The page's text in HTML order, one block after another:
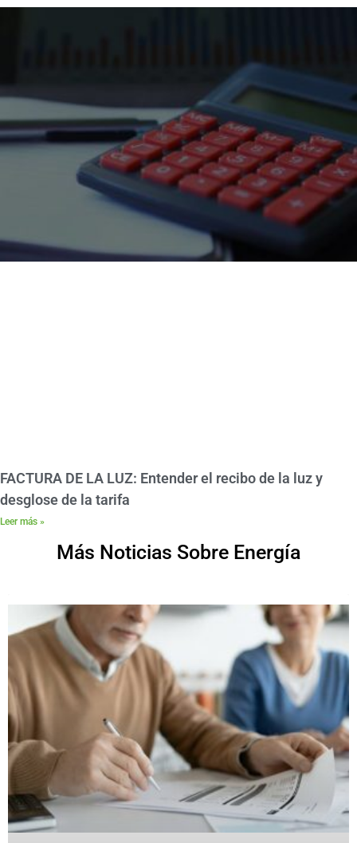
FACTURA DE LA LUZ: Entender el recibo de la luz y
desglose de la tarifa
Leer más »
Más Noticias Sobre Energía